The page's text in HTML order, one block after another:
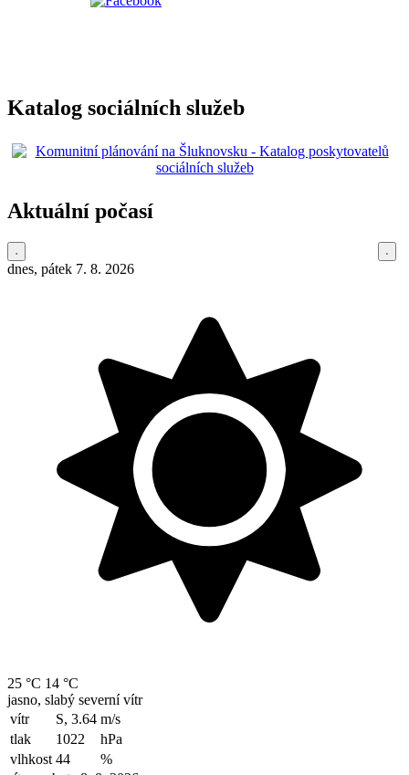
Katalog sociálních služeb
Aktuální počasí
dnes, pátek 7. 8. 2026
25 °C 14 °C
jasno, slabý severní vítr
vítr
S, 3.64 m/s
tlak
1022
hPa
vlhkost 44
%